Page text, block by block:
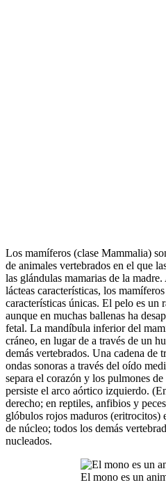
Los mamíferos (clase Mammalia)
de animales vertebrados en el que
las glándulas mamarias de la
lácteas características, los
características únicas. El pelo es un
aunque en muchas ballenas ha
fetal. La mandíbula inferior del
cráneo, en lugar de a través de un
demás vertebrados. Una cadena de
ondas sonoras a través del oído
separa el corazón y los pulmones
persiste el arco aórtico izquierdo.
derecho; en reptiles, anfibios y
glóbulos rojos maduros (eritrocitos)
de núcleo; todos los demás
nucleados.
El mono es un